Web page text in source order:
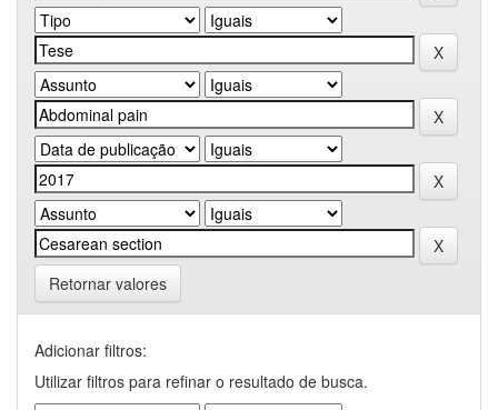
Retornar valores
Adicionar filtros:
Utilizar filtros para refinar o resultado de busca.